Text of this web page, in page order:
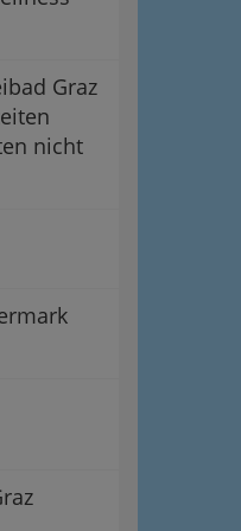
Graz
nicht